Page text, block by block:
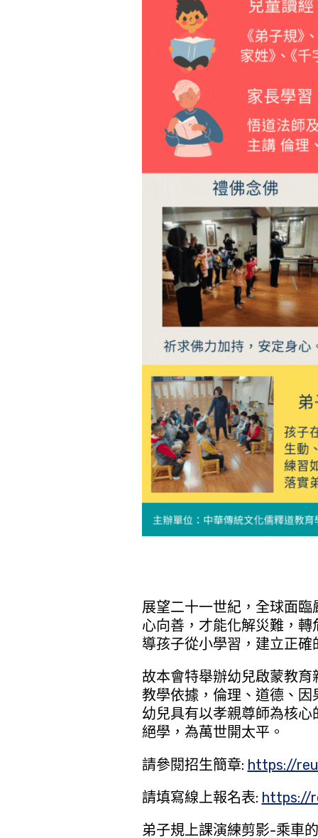
展望二十一世紀，全球面
心向善，才能化解災難，
導孩子從小學習，建立正確
故本會特舉辦幼兒啟蒙教
教學依據，倫理、道德、
幼兒具有以孝親尊師為核
絕學，為萬世開太平。
請參閱招生簡章: https://
請填寫線上報名表: https://
弟子規上課演練剪影-乘車